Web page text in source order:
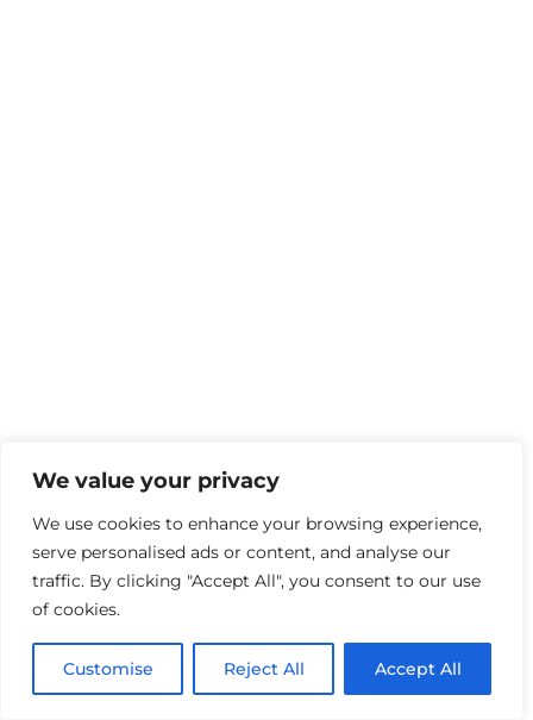
We value your privacy
We use cookies to enhance your browsing experience,
serve personalised ads or content, and analyse our
traffic. By clicking "Accept All", you consent to our use
of cookies.
Customise Reject All Accept All